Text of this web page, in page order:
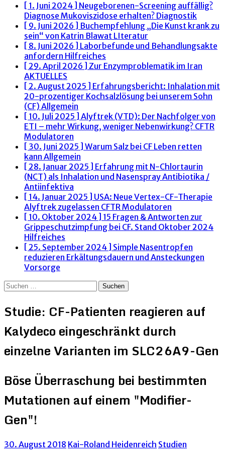
[ 1. Juni 2024 ] Neugeborenen-Screening auffällig?
Diagnose Mukoviszidose erhalten? Diagnostik
[ 9. Juni 2026 ] Buchempfehlung „Die Kunst krank zu
sein“ von Katrin Blawat LIteratur
[ 8. Juni 2026 ] Laborbefunde und Behandlungsakte
anfordern Hilfreiches
[ 29. April 2026 ] Zur Enzymproblematik im Iran
AKTUELLES
[ 2. August 2025 ] Erfahrungsbericht: Inhalation mit
20-prozentiger Kochsalzlösung bei unserem Sohn
(CF) Allgemein
[ 10. Juli 2025 ] Alyftrek (VTD): Der Nachfolger von
ETI – mehr Wirkung, weniger Nebenwirkung? CFTR
Modulatoren
[ 30. Juni 2025 ] Warum Salz bei CF Leben retten
kann Allgemein
[ 28. Januar 2025 ] Erfahrung mit N-Chlortaurin
(NCT) als Inhalation und NasensprayAntibiotika /
Antiinfektiva
[ 14. Januar 2025 ] USA: Neue Vertex-CF-Therapie
Alyftrek zugelassen CFTR Modulatoren
[ 10. Oktober 2024 ] 15 Fragen & Antworten zur
Grippeschutzimpfung bei CF. Stand Oktober 2024
Hilfreiches
[ 25. September 2024 ] Simple Nasentropfen
reduzieren Erkältungsdauern und Ansteckungen
Vorsorge
Suchen
Studie: CF-Patienten reagieren auf
Kalydeco eingeschränkt durch
einzelne Varianten im SLC26A9-Gen
Böse Überraschung bei bestimmten
Mutationen auf einem "Modifier-
Gen"!
30. August 2018 Kai-Roland Heidenreich Studien